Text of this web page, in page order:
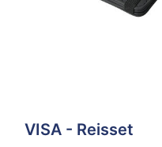
VISA - Reisset